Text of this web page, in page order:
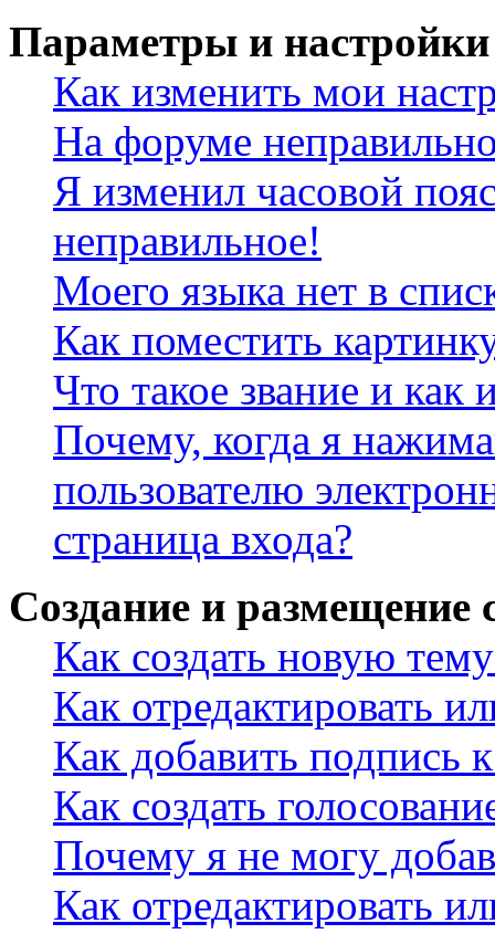
Параметры и настройки
Как изменить мои
На форуме
Я изменил часовой
неправильное!
Моего языка нет в
Как поместить
Что такое звание и как
Почему, когда я
пользователю
страница входа?
Создание и размещение
Как создать новую
Как отредактировать
Как добавить подпись
Как создать
Почему я не могу
Как отредактировать